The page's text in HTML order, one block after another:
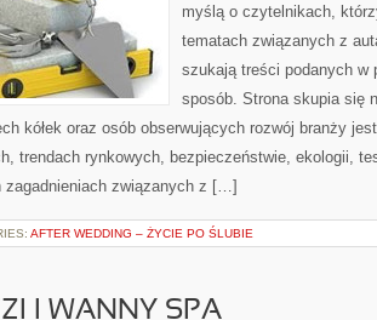
myślą o czytelnikach,
tematach związanych z
szukają treści podanych w
sposób. Strona skupia się
kółek oraz osób obserwujących rozwój branży
trendach rynkowych, bezpieczeństwie, ekologii,
zagadnieniach związanych z […]
AFTER WEDDING – ŻYCIE PO ŚLUBIE
I WANNY SPA